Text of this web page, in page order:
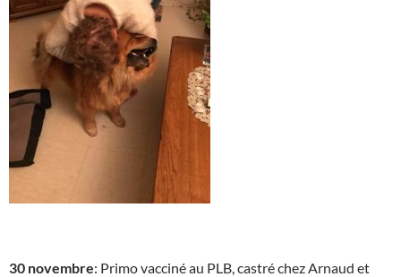
30 novembre: Primo vacciné au PLB, castré chez Arnaud et